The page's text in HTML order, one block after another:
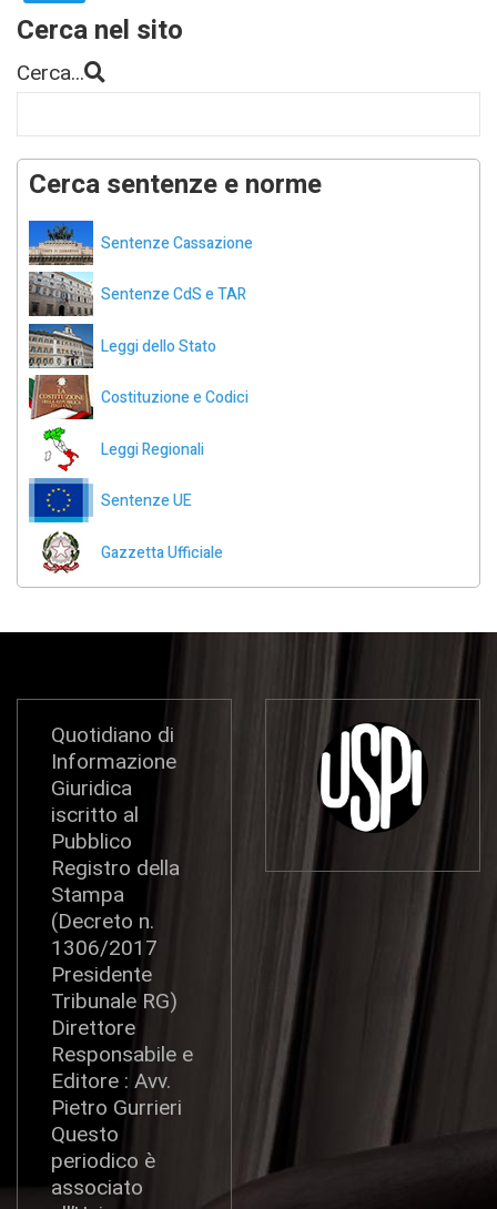
Cerca nel sito
Cerca...
Cerca sentenze e norme
Sentenze Cassazione
Sentenze CdS e TAR
Leggi dello Stato
Costituzione e Codici
Leggi Regionali
Sentenze UE
Gazzetta Ufficiale
Quotidiano di
Informazione
Giuridica
iscritto al
Pubblico
Registro della
Stampa
(Decreto n.
1306/2017
Presidente
Tribunale RG)
Direttore
Responsabile e
Editore : Avv.
Pietro Gurrieri
Questo
periodico è
associato